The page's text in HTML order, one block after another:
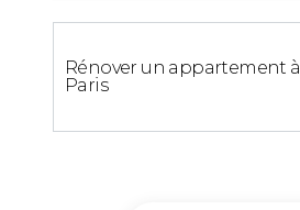
Rénover un appartement à
Paris